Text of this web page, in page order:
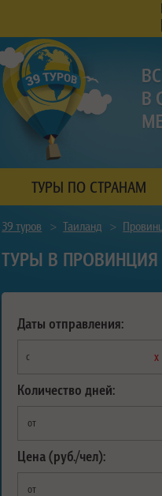
ТУРЫ ПО СТРАНАМ
39 туров > Таиланд >
ТУРЫ В ПРОВИНЦИЯ
Даты отправления:
с х
Количество дней:
от
Цена (руб./чел):
от